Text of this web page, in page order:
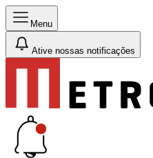
Menu
Ative nossas notificações